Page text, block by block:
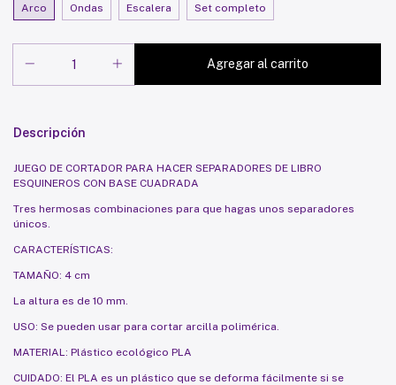
Arco Ondas Escalera Set completo
Descripción
JUEGO DE CORTADOR PARA HACER SEPARADORES DE LIBRO
ESQUINEROS CON BASE CUADRADA
Tres hermosas combinaciones para que hagas unos separadores
únicos.
CARACTERÍSTICAS:
TAMAÑO: 4 cm
La altura es de 10 mm.
USO: Se pueden usar para cortar arcilla polimérica.
MATERIAL: Plástico ecológico PLA
CUIDADO: El PLA es un plástico que se deforma fácilmente si se